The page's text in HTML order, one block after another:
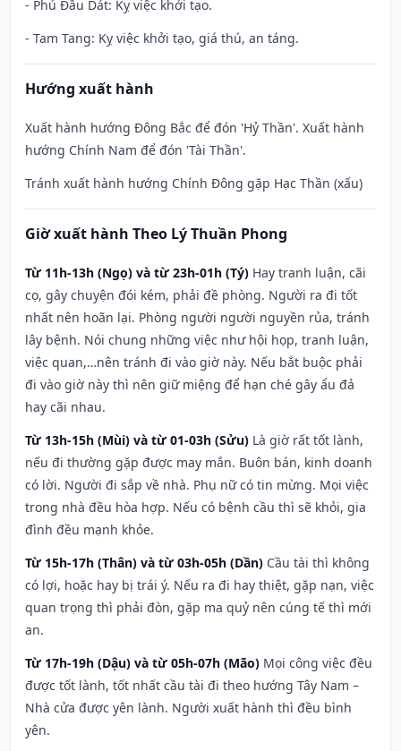
- Phủ Đầu Dát: Kỵ việc khởi tạo.
- Tam Tang: Kỵ việc khởi tạo, giá thú, an táng.
Hướng xuất hành
Xuất hành hướng Đông Bắc để đón 'Hỷ Thần'. Xuất hành
hướng Chính Nam để đón 'Tài Thần'.
Tránh xuất hành hướng Chính Đông gặp Hạc Thần (xấu)
Giờ xuất hành Theo Lý Thuần Phong
Từ 11h-13h (Ngọ) và từ 23h-01h (Tý) Hay tranh luận, cãi
cọ, gây chuyện đói kém, phải đề phòng. Người ra đi tốt
nhất nên hoãn lại. Phòng người người nguyền rủa, tránh
lây bệnh. Nói chung những việc như hội họp, tranh luận,
việc quan,…nên tránh đi vào giờ này. Nếu bắt buộc phải
đi vào giờ này thì nên giữ miệng để hạn ché gây ẩu đả
hay cãi nhau.
Từ 13h-15h (Mùi) và từ 01-03h (Sửu) Là giờ rất tốt lành,
nếu đi thường gặp được may mắn. Buôn bán, kinh doanh
có lời. Người đi sắp về nhà. Phụ nữ có tin mừng. Mọi việc
trong nhà đều hòa hợp. Nếu có bệnh cầu thì sẽ khỏi, gia
đình đều mạnh khỏe.
Từ 15h-17h (Thân) và từ 03h-05h (Dần) Cầu tài thì không
có lợi, hoặc hay bị trái ý. Nếu ra đi hay thiệt, gặp nạn, việc
quan trọng thì phải đòn, gặp ma quỷ nên cúng tế thì mới
an.
Từ 17h-19h (Dậu) và từ 05h-07h (Mão) Mọi công việc đều
được tốt lành, tốt nhất cầu tài đi theo hướng Tây Nam –
Nhà cửa được yên lành. Người xuất hành thì đều bình
yên.